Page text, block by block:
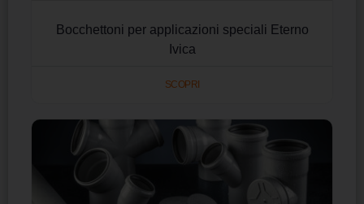
Bocchettoni per applicazioni speciali Eterno
Ivica
SCOPRI